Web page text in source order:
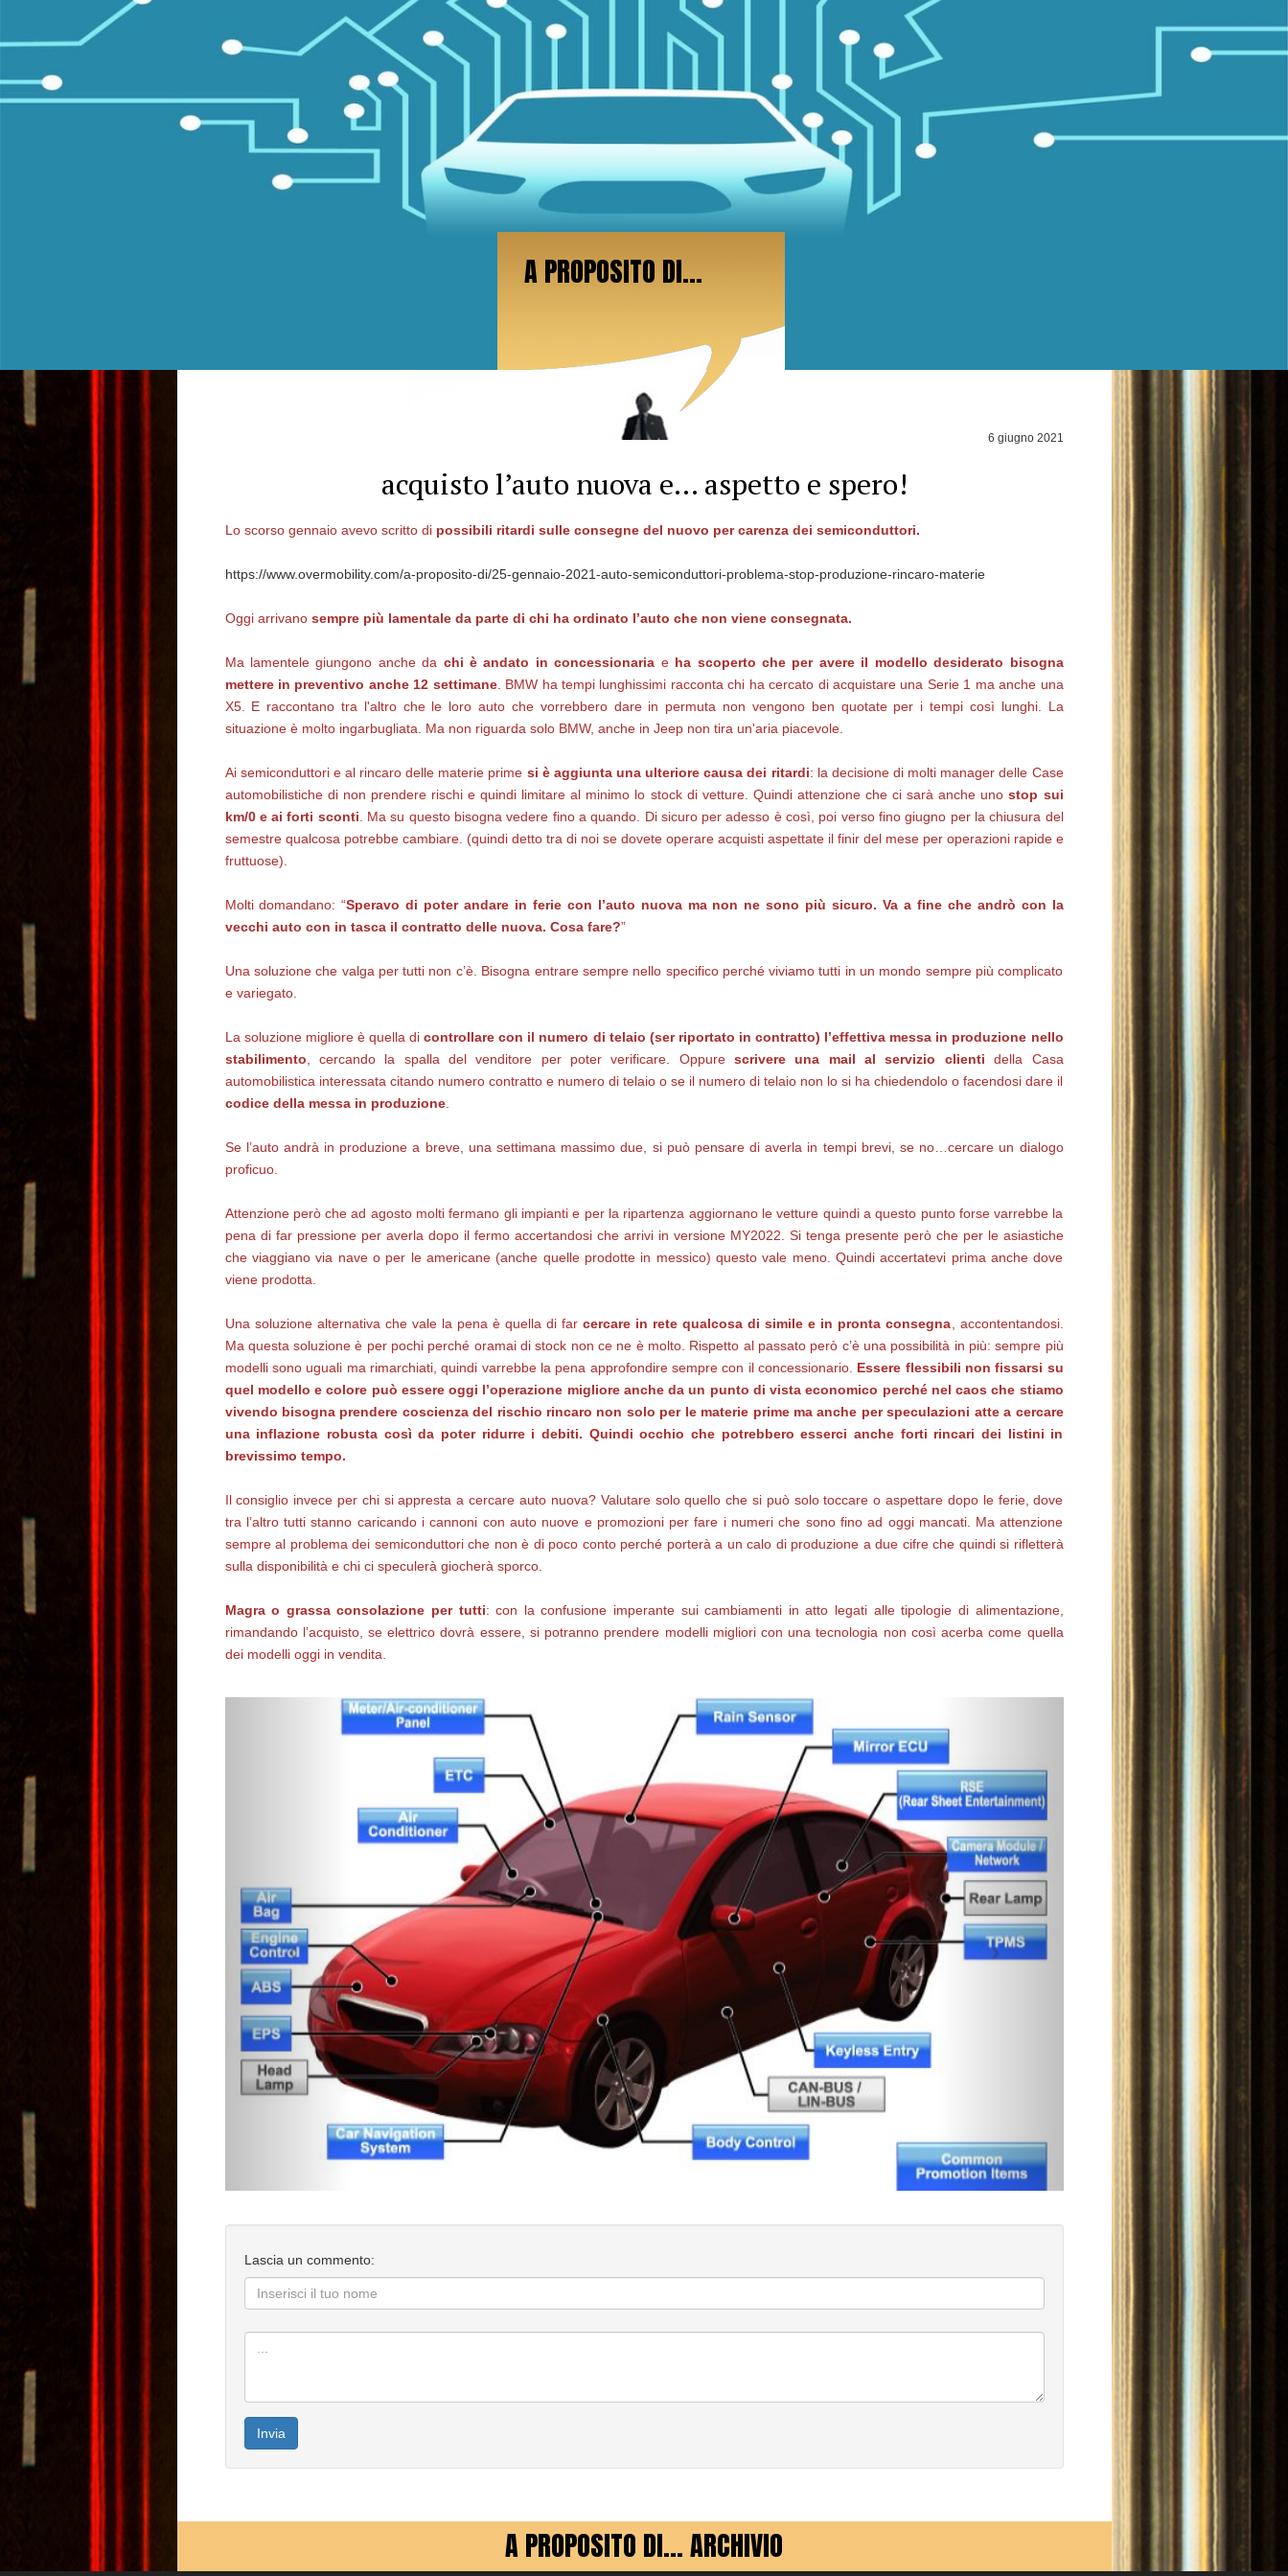
A PROPOSITO DI...
6 giugno 2021
acquisto l’auto nuova e… aspetto e spero!
Lo scorso gennaio avevo scritto di possibili ritardi sulle consegne del nuovo per carenza dei semiconduttori.
https://www.overmobility.com/a-proposito-di/25-gennaio-2021-auto-semiconduttori-problema-stop-produzione-rincaro-materie
Oggi arrivanosempre più lamentale da parte di chi ha ordinato l’auto che non viene consegnata.
Ma lamentele giungono anche da chi è andato in concessionaria eha scoperto che per avere il modello desiderato bisogna
mettere in preventivo anche 12 settimane. BMW ha tempi lunghissimi racconta chi ha cercato di acquistare una Serie 1 ma anche una
X5. E raccontano tra l'altro che le loro auto che vorrebbero dare in permuta non vengono ben quotate per i tempi così lunghi. La
situazione è molto ingarbugliata. Ma non riguarda solo BMW, anche in Jeep non tira un'aria piacevole.
Ai semiconduttori e al rincaro delle materie prime si è aggiunta una ulteriore causa dei ritardi: la decisione di molti manager delle Case
automobilistiche di non prendere rischi e quindi limitare al minimo lo stock di vetture. Quindi attenzione che ci sarà anche uno stop sui
km/0 e ai forti sconti . Ma su questo bisogna vedere fino a quando. Di sicuro per adesso è così, poi verso fino giugno per la chiusura del
semestre qualcosa potrebbe cambiare. (quindi detto tra di noi se dovete operare acquisti aspettate il finir del mese per operazioni rapide e
fruttuose).
Molti domandano: “Speravo di poter andare in ferie con l’auto nuova ma non ne sono più sicuro. Va a fine che andrò con la
vecchi auto con in tasca il contratto delle nuova. Cosa fare?”
Una soluzione che valga per tutti non c’è. Bisogna entrare sempre nello specifico perché viviamo tutti in un mondo sempre più complicato
e variegato.
La soluzione migliore è quella dicontrollare con il numero di telaio (ser riportato in contratto) l’effettiva messa in produzione nello
stabilimento , cercando la spalla del venditore per poter verificare. Oppurescrivere una mail al servizio clienti della Casa
automobilistica interessata citando numero contratto e numero di telaio o se il numero di telaio non lo si ha chiedendolo o facendosi dare il
codice della messa in produzione.
Se l’auto andrà in produzione a breve, una settimana massimo due, si può pensare di averla in tempi brevi, se no…cercare un dialogo
proficuo.
Attenzione però che ad agosto molti fermano gli impianti e per la ripartenza aggiornano le vetture quindi a questo punto forse varrebbe la
pena di far pressione per averla dopo il fermo accertandosi che arrivi in versione MY2022. Si tenga presente però che per le asiastiche
che viaggiano via nave o per le americane (anche quelle prodotte in messico) questo vale meno. Quindi accertatevi prima anche dove
viene prodotta.
Una soluzione alternativa che vale la pena è quella di farcercare in rete qualcosa di simile e in pronta consegna , accontentandosi.
Ma questa soluzione è per pochi perché oramai di stock non ce ne è molto. Rispetto al passato però c’è una possibilità in più: sempre più
modelli sono uguali ma rimarchiati, quindi varrebbe la pena approfondire sempre con il concessionario. Essere flessibili non fissarsi su
quel modello e colore può essere oggi l’operazione migliore anche da un punto di vista economico perché nel caos che stiamo
vivendo bisogna prendere coscienza del rischio rincaro non solo per le materie prime ma anche per speculazioni atte a cercare
una inflazione robusta così da poter ridurre i debiti. Quindi occhio che potrebbero esserci anche forti rincari dei listini in
brevissimo tempo.
Il consiglio invece per chi si appresta a cercare auto nuova? Valutare solo quello che si può solo toccare o aspettare dopo le ferie, dove
tra l’altro tutti stanno caricando i cannoni con auto nuove e promozioni per fare i numeri che sono fino ad oggi mancati. Ma attenzione
sempre al problema dei semiconduttori che non è di poco conto perché porterà a un calo di produzione a due cifre che quindi si rifletterà
sulla disponibilità e chi ci speculerà giocherà sporco.
Magra o grassa consolazione per tutti: con la confusione imperante sui cambiamenti in atto legati alle tipologie di alimentazione,
rimandando l’acquisto, se elettrico dovrà essere, si potranno prendere modelli migliori con una tecnologia non così acerba come quella
dei modelli oggi in vendita.
Lascia un commento:
Invia
A PROPOSITO DI... ARCHIVIO